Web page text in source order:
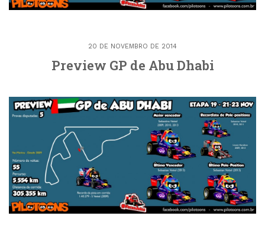
20 DE NOVEMBRO DE 2014
Preview GP de Abu Dhabi